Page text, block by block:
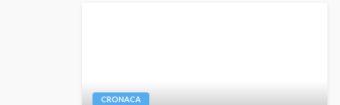
CRONACA